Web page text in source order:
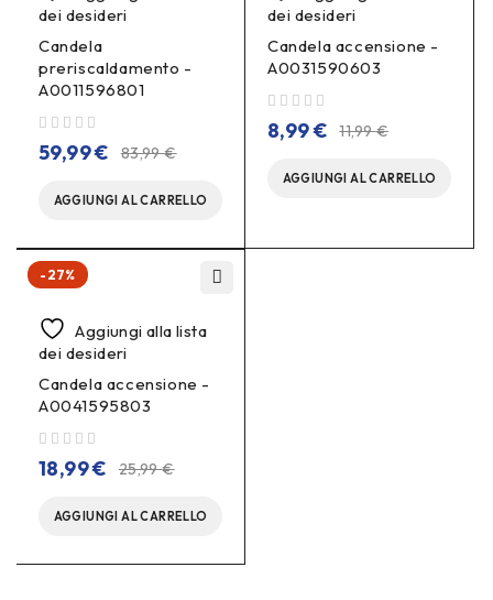
dei desideri
Candela
preriscaldamento -
A0011596801
83,99€
59,99€
AGGIUNGI AL CARRELLO
dei desideri
Candela accensione -
A0031590603
11,99€
8,99€
AGGIUNGI AL CARRELLO
-27%
Aggiungi alla lista
dei desideri
Candela accensione -
A0041595803
25,99€
18,99€
AGGIUNGI AL CARRELLO